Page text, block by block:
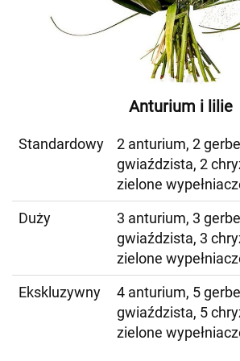
Anturium i lilie
Standardowy
2 anturium, 2
gwiaździsta, 2
zielone
Duży
3 anturium, 3
gwiaździsta, 3
zielone
Ekskluzywny
4 anturium, 5
gwiaździsta, 5
zielone